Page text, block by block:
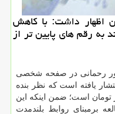
اظهار داشت: با کاهش
به رقم های پایین تر از
رحمانی در صفحه شخصی
یافته است که نظر بنده
هزار تومان است؛ ضمن اینکه این
روابط بلندمدت